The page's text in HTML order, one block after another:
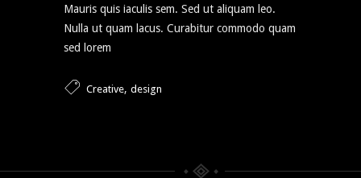
Mauris quis iaculis sem. Sed ut aliquam leo.
Nulla ut quam lacus. Curabitur commodo quam
sed lorem
Creative, design